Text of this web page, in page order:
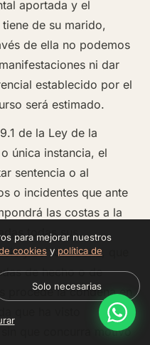
aportada y el
de su marido,
de ella no podemos
ni dar
establecido por el
será estimado.
de la Ley de la
única instancia, el
sentencia o al
o incidentes que ante
las costas a la
todas sus
y así lo razone, que
de hecho o de
procede la condena en
sin que concurra motivo
para mejorar nuestros
cookiesy política de
Solo necesarias